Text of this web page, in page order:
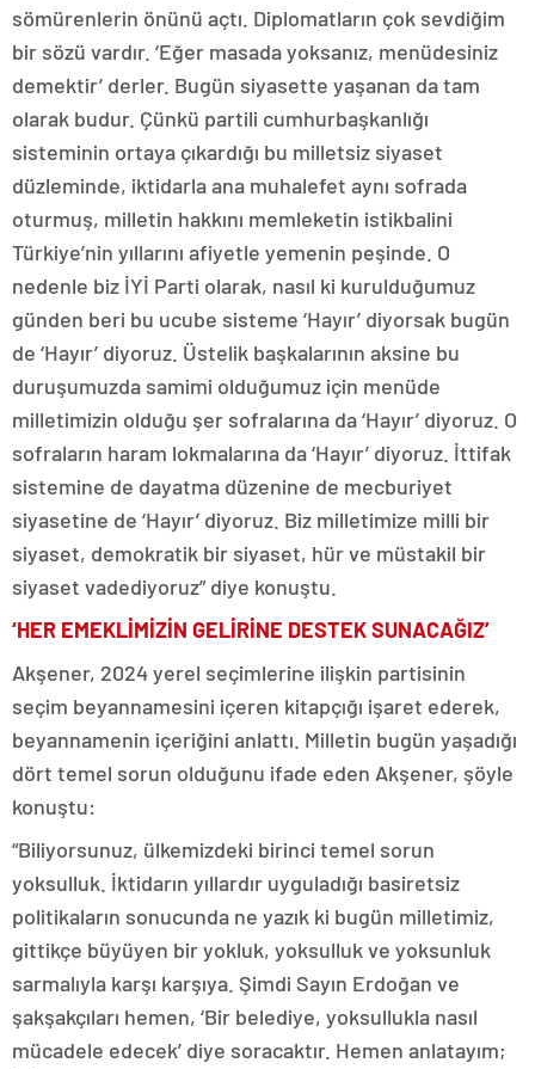
sömürenlerin önünü açtı. Diplomatların çok sevdiğim
bir sözü vardır. ‘Eğer masada yoksanız, menüdesiniz
demektir’ derler. Bugün siyasette yaşanan da tam
olarak budur. Çünkü partili cumhurbaşkanlığı
sisteminin ortaya çıkardığı bu milletsiz siyaset
düzleminde, iktidarla ana muhalefet aynı sofrada
oturmuş, milletin hakkını memleketin istikbalini
Türkiye’nin yıllarını afiyetle yemenin peşinde. O
nedenle biz İYİ Parti olarak, nasıl ki kurulduğumuz
günden beri bu ucube sisteme ‘Hayır’ diyorsak bugün
de ‘Hayır’ diyoruz. Üstelik başkalarının aksine bu
duruşumuzda samimi olduğumuz için menüde
milletimizin olduğu şer sofralarına da ‘Hayır’ diyoruz. O
sofraların haram lokmalarına da ‘Hayır’ diyoruz. İttifak
sistemine de dayatma düzenine de mecburiyet
siyasetine de ‘Hayır’ diyoruz. Biz milletimize milli bir
siyaset, demokratik bir siyaset, hür ve müstakil bir
siyaset vadediyoruz” diye konuştu.
‘HER EMEKLİMİZİN GELİRİNE DESTEK SUNACAĞIZ’
Akşener, 2024 yerel seçimlerine ilişkin partisinin
seçim beyannamesini içeren kitapçığı işaret ederek,
beyannamenin içeriğini anlattı. Milletin bugün yaşadığı
dört temel sorun olduğunu ifade eden Akşener, şöyle
konuştu:
“Biliyorsunuz, ülkemizdeki birinci temel sorun
yoksulluk. İktidarın yıllardır uyguladığı basiretsiz
politikaların sonucunda ne yazık ki bugün milletimiz,
gittikçe büyüyen bir yokluk, yoksulluk ve yoksunluk
sarmalıyla karşı karşıya. Şimdi Sayın Erdoğan ve
şakşakçıları hemen, ‘Bir belediye, yoksullukla nasıl
mücadele edecek’ diye soracaktır. Hemen anlatayım;